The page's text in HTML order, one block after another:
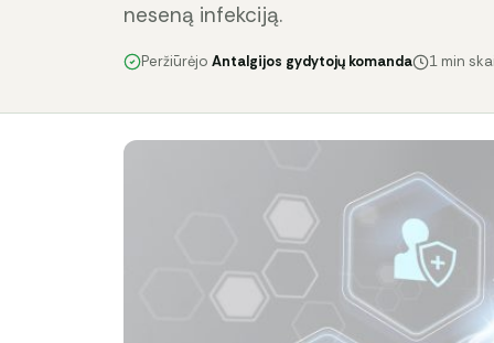
neseną infekciją.
Peržiūrėjo Antalgijos gydytojų komanda 1 min